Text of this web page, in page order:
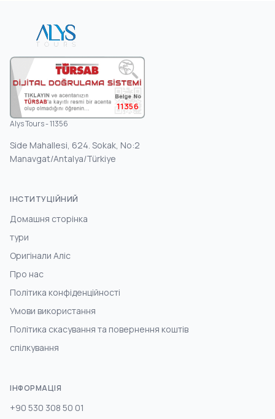
11356
Alys Tours - 11356
Side Mahallesi, 624. Sokak, No:2
Manavgat/Antalya/Türkiye
ІНСТИТУЦІЙНИЙ
Домашня сторінка
тури
Оригінали Аліс
Про нас
Політика конфіденційності
Умови використання
Політика скасування та повернення коштів
спілкування
ІНФОРМАЦІЯ
+90 530 308 50 01